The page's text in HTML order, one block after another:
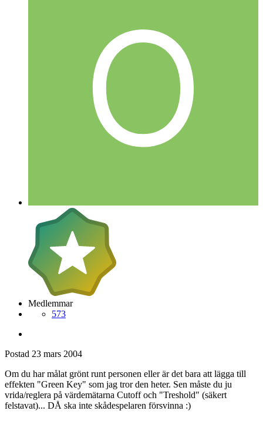
Medlemmar
573
Postad 23 mars 2004
Om du har målat grönt runt personen eller är det bara att lägga till
effekten "Green Key" som jag tror den heter. Sen måste du ju
vrida/reglera på värdemätarna Cutoff och "Treshold" (säkert
felstavat)... DÅ ska inte skådespelaren försvinna :)